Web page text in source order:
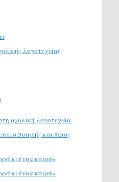
λογοτεχνίας
σχολική λογοτεχνία.
ο ποιητής και ποιος
κι έναν καιρό»
κι έναν καιρό»